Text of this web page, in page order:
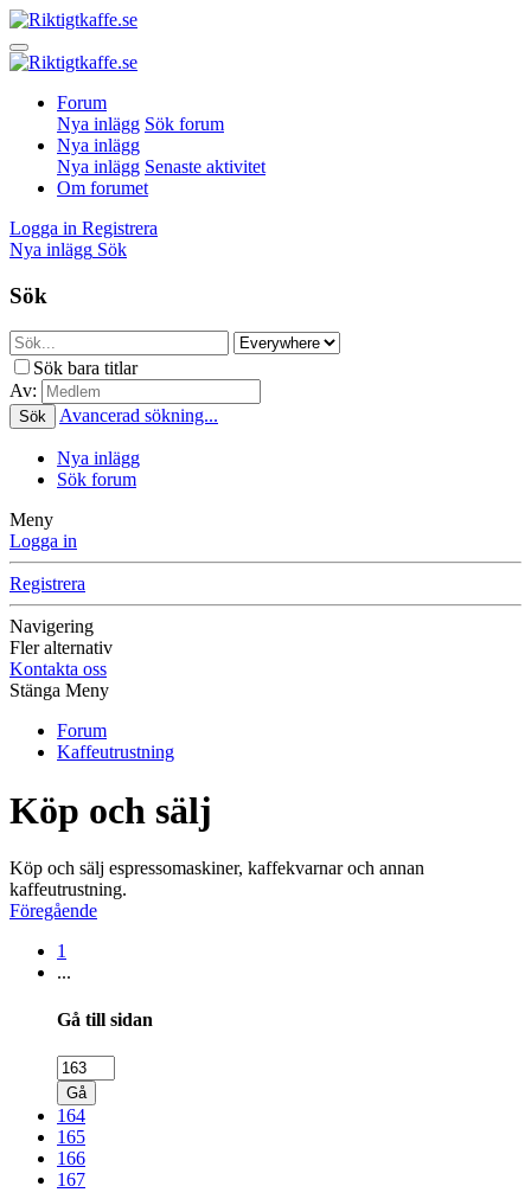
Forum
Nya inlägg Sök forum
Nya inlägg
Nya inlägg Senaste aktivitet
Om forumet
Logga in Registrera
Nya inlägg Sök
Sök
Sök bara titlar
Av:
Sök Avancerad sökning...
Nya inlägg
Sök forum
Meny
Logga in
Registrera
Navigering
Fler alternativ
Kontakta oss
Stänga Meny
Forum
Kaffeutrustning
Köp och sälj
Köp och sälj espressomaskiner, kaffekvarnar och annan
kaffeutrustning.
Föregående
1
...
Gå till sidan
Gå
164
165
166
167